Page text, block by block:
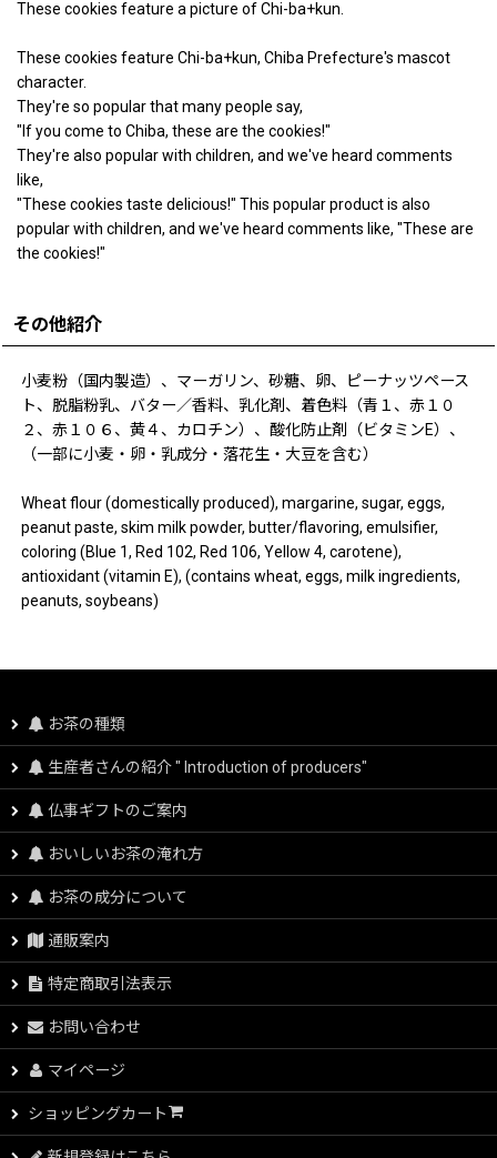
These cookies feature a picture of Chi-ba+kun.
These cookies feature Chi-ba+kun, Chiba Prefecture's mascot
character.
They're so popular that many people say,
"If you come to Chiba, these are the cookies!"
They're also popular with children, and we've heard comments
like,
"These cookies taste delicious!" This popular product is also
popular with children, and we've heard comments like, "These are
the cookies!"
その他紹介
小麦粉（国内製造）、マーガリン、砂糖、卵、ピーナッツペース
ト、脱脂粉乳、バター／香料、乳化剤、着色料（青１、赤１０
２、赤１０６、黄４、カロチン）、酸化防止剤（ビタミンE）、
（一部に小麦・卵・乳成分・落花生・大豆を含む）
Wheat flour (domestically produced), margarine, sugar, eggs,
peanut paste, skim milk powder, butter/flavoring, emulsifier,
coloring (Blue 1, Red 102, Red 106, Yellow 4, carotene),
antioxidant (vitamin E), (contains wheat, eggs, milk ingredients,
peanuts, soybeans)
お茶の種類
生産者さんの紹介 " Introduction of producers"
仏事ギフトのご案内
おいしいお茶の淹れ方
お茶の成分について
通販案内
特定商取引法表示
お問い合わせ
マイページ
ショッピングカート